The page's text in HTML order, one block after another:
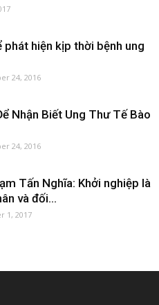
phát hiện kịp thời bệnh ung
24, 2016
Nhận Biết Ung Thư Tế Bào
24, 2016
Tấn Nghĩa: Khởi nghiệp là
và đối...
1, 2017